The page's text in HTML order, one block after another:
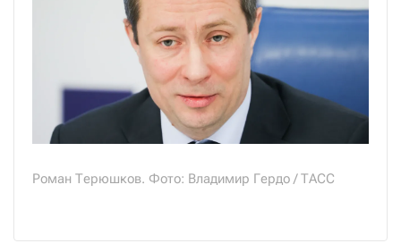
Роман Терюшков. Фото: Владимир Гердо / ТАСС